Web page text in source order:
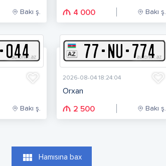
Bakı ş. 4 000 Bakı ş.
-044
Bakı ş.
77-NU-774
2026-08-04 18:24:04
Orxan
2 500 Bakı ş.
view_module Hamısına bax